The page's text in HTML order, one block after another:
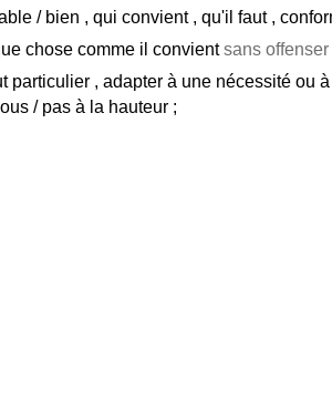
/ bien , qui convient , qu'il faut ,
chose comme il convientsans
, adapter à une nécessité ou
/ pas à la hauteur ;